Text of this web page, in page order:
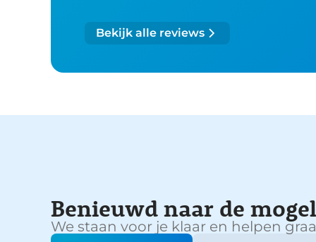
Bekijk alle reviews
Benieuwd naar de
We staan voor je klaar en helpen